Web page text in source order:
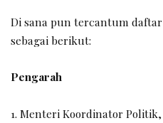
Di sana pun tercantum
sebagai berikut:
Pengarah
1. Menteri Koordinator